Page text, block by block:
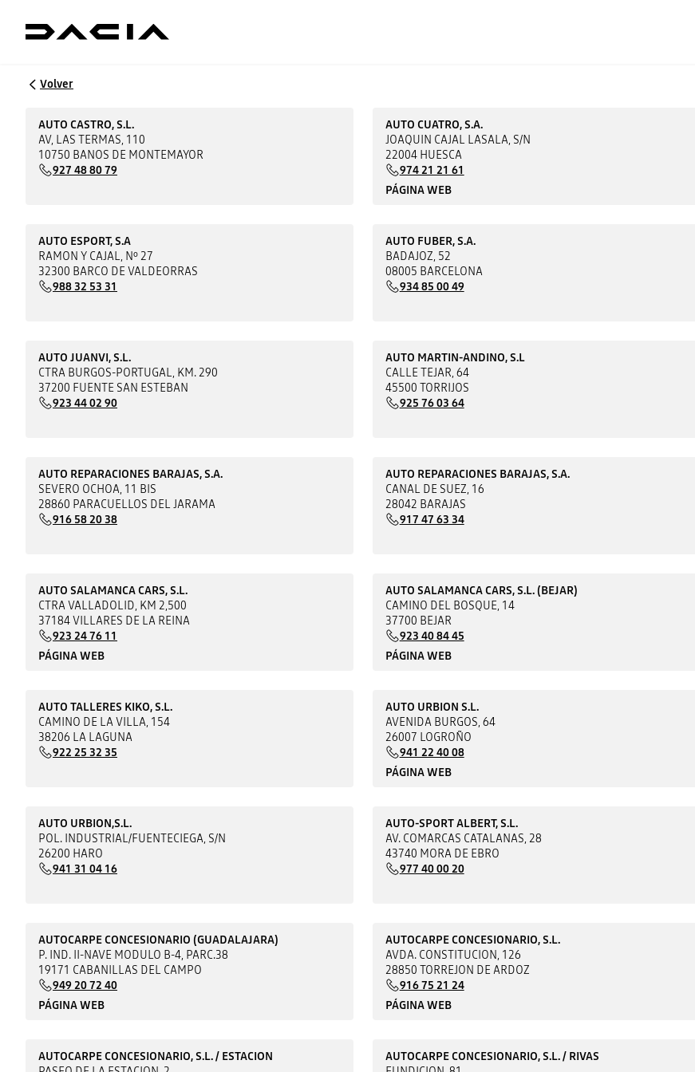
Volver
AUTO CASTRO, S.L.
AV, LAS TERMAS, 110
10750 BANOS DE MONTEMAYOR
927 48 80 79
AUTO CUATRO, S.A.
JOAQUIN CAJAL LASALA, S/N
22004 HUESCA
974 21 21 61
PÁGINA WEB
AUTO ESPORT, S.A
RAMON Y CAJAL, Nº 27
32300 BARCO DE VALDEORRAS
988 32 53 31
AUTO FUBER, S.A.
BADAJOZ, 52
08005 BARCELONA
934 85 00 49
AUTO JUANVI, S.L.
CTRA BURGOS-PORTUGAL, KM. 290
37200 FUENTE SAN ESTEBAN
923 44 02 90
AUTO MARTIN-ANDINO, S.L
CALLE TEJAR, 64
45500 TORRIJOS
925 76 03 64
AUTO REPARACIONES BARAJAS, S.A.
SEVERO OCHOA, 11 BIS
28860 PARACUELLOS DEL JARAMA
916 58 20 38
AUTO REPARACIONES BARAJAS, S.A.
CANAL DE SUEZ, 16
28042 BARAJAS
917 47 63 34
AUTO SALAMANCA CARS, S.L.
CTRA VALLADOLID, KM 2,500
37184 VILLARES DE LA REINA
923 24 76 11
PÁGINA WEB
AUTO SALAMANCA CARS, S.L. (BEJAR)
CAMINO DEL BOSQUE, 14
37700 BEJAR
923 40 84 45
PÁGINA WEB
AUTO TALLERES KIKO, S.L.
CAMINO DE LA VILLA, 154
38206 LA LAGUNA
922 25 32 35
AUTO URBION S.L.
AVENIDA BURGOS, 64
26007 LOGROÑO
941 22 40 08
PÁGINA WEB
AUTO URBION,S.L.
POL. INDUSTRIAL/FUENTECIEGA, S/N
26200 HARO
941 31 04 16
AUTO-SPORT ALBERT, S.L.
AV. COMARCAS CATALANAS, 28
43740 MORA DE EBRO
977 40 00 20
AUTOCARPE CONCESIONARIO (GUADALAJARA)
P. IND. II-NAVE MODULO B-4, PARC.38
19171 CABANILLAS DEL CAMPO
949 20 72 40
PÁGINA WEB
AUTOCARPE CONCESIONARIO, S.L.
AVDA. CONSTITUCION, 126
28850 TORREJON DE ARDOZ
916 75 21 24
PÁGINA WEB
AUTOCARPE CONCESIONARIO, S.L. / ESTACION
AUTOCARPE CONCESIONARIO, S.L. / RIVAS